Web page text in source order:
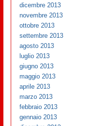
dicembre 2013
novembre 2013
ottobre 2013
settembre 2013
agosto 2013
luglio 2013
giugno 2013
maggio 2013
aprile 2013
marzo 2013
febbraio 2013
gennaio 2013